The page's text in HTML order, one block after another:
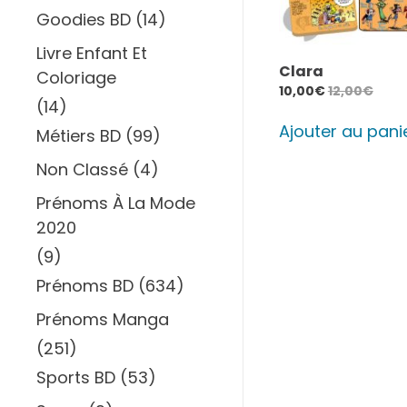
Clara
10,00€12,00€
Ajouter au
Goodies BD (14)
Livre Enfant Et
Coloriage
(14)
Métiers BD (99)
Non Classé (4)
Prénoms À La Mode
2020
(9)
Prénoms BD (634)
Prénoms Manga
(251)
Sports BD (53)